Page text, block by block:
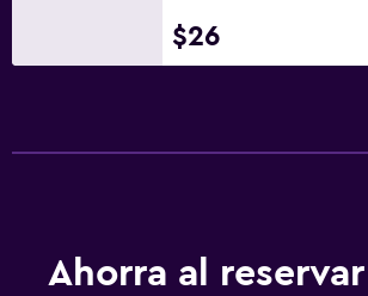
$26
Ahorra al reservar